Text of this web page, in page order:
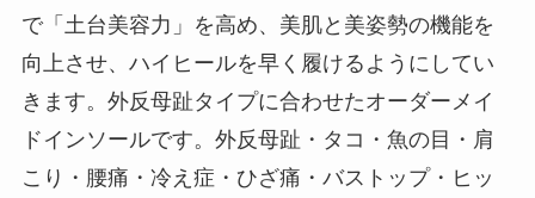
で「土台美容力」を高め、美肌と美姿勢の機能を
向上させ、ハイヒールを早く履けるようにしてい
きます。外反母趾タイプに合わせたオーダーメイ
ドインソールです。外反母趾・タコ・魚の目・肩
こり・腰痛・冷え症・ひざ痛・バストップ・ヒッ